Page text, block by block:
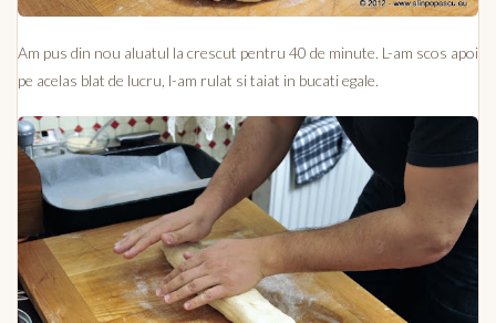
Am pus din nou aluatul la crescut pentru 40 de minute. L-am scos apoi
pe acelas blat de lucru, l-am rulat si taiat in bucati egale.